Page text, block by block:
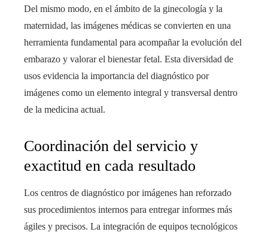
Del mismo modo, en el ámbito de la ginecología y la
maternidad, las imágenes médicas se convierten en una
herramienta fundamental para acompañar la evolución del
embarazo y valorar el bienestar fetal. Esta diversidad de
usos evidencia la importancia del diagnóstico por
imágenes como un elemento integral y transversal dentro
de la medicina actual.
Coordinación del servicio y
exactitud en cada resultado
Los centros de diagnóstico por imágenes han reforzado
sus procedimientos internos para entregar informes más
ágiles y precisos. La integración de equipos tecnológicos